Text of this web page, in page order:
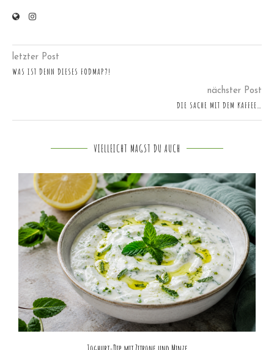
letzter Post
WAS IST DENN DIESES FODMAP?!
nächster Post
DIE SACHE MIT DEM KAFFEE…
VIELLEICHT MAGST DU AUCH